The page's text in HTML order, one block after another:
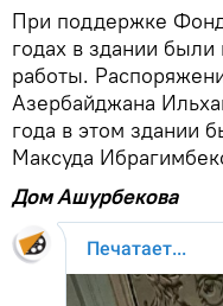
При поддержке
годах в здании
работы.
Азербайджана
года в этом здании
Максуда
Дом Ашурбекова